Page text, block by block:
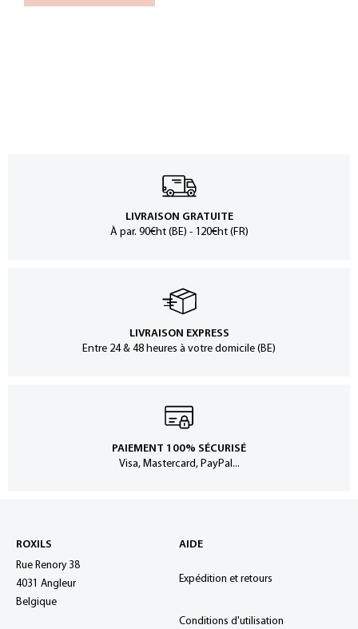
LIVRAISON GRATUITE
À par. 90€ht (BE) - 120€ht (FR)
LIVRAISON EXPRESS
Entre 24 & 48 heures à votre domicile (BE)
PAIEMENT 100% SÉCURISÉ
Visa, Mastercard, PayPal...
ROXILS
Rue Renory 38
4031 Angleur
Belgique
AIDE
Expédition et retours
Conditions d'utilisation